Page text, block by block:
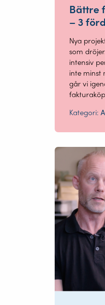
Bättre
– 3
Nya
som
intensiv
inte minst
går vi
Kategori: